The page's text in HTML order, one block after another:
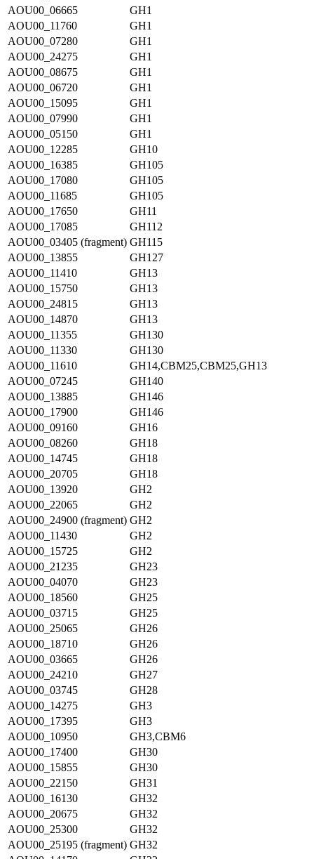
AOU00_06665
GH1
AOU00_11760
GH1
AOU00_07280
GH1
AOU00_24275
GH1
AOU00_08675
GH1
AOU00_06720
GH1
AOU00_15095
GH1
AOU00_07990
GH1
AOU00_05150
GH1
AOU00_12285
GH10
AOU00_16385
GH105
AOU00_17080
GH105
AOU00_11685
GH105
AOU00_17650
GH11
AOU00_17085
GH112
AOU00_03405 (fragment) GH115
AOU00_13855
GH127
AOU00_11410
GH13
AOU00_15750
GH13
AOU00_24815
GH13
AOU00_14870
GH13
AOU00_11355
GH130
AOU00_11330
GH130
AOU00_11610
GH14,CBM25,CBM25,GH13
AOU00_07245
GH140
AOU00_13885
GH146
AOU00_17900
GH146
AOU00_09160
GH16
AOU00_08260
GH18
AOU00_14745
GH18
AOU00_20705
GH18
AOU00_13920
GH2
AOU00_22065
GH2
AOU00_24900 (fragment) GH2
AOU00_11430
GH2
AOU00_15725
GH2
AOU00_21235
GH23
AOU00_04070
GH23
AOU00_18560
GH25
AOU00_03715
GH25
AOU00_25065
GH26
AOU00_18710
GH26
AOU00_03665
GH26
AOU00_24210
GH27
AOU00_03745
GH28
AOU00_14275
GH3
AOU00_17395
GH3
AOU00_10950
GH3,CBM6
AOU00_17400
GH30
AOU00_15855
GH30
AOU00_22150
GH31
AOU00_16130
GH32
AOU00_20675
GH32
AOU00_25300
GH32
AOU00_25195 (fragment) GH32